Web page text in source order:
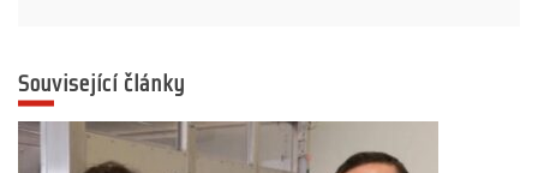
Související články